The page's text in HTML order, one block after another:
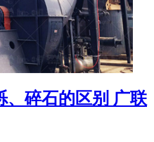
、碎石的区别 广联